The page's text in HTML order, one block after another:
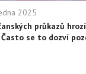
2025
průkazů
se to dozví